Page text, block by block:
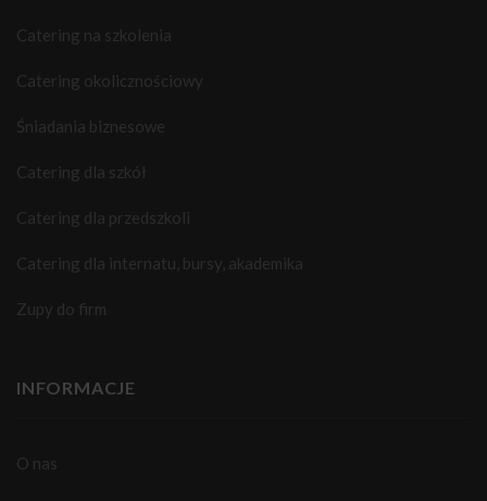
Catering na szkolenia
Catering okolicznościowy
Śniadania biznesowe
Catering dla szkół
Catering dla przedszkoli
Catering dla internatu, bursy, akademika
Zupy do firm
INFORMACJE
O nas